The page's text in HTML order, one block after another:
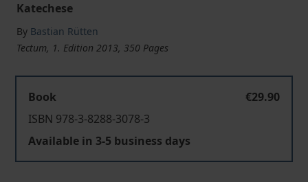
Katechese
By Bastian Rütten
Tectum, 1. Edition 2013, 350 Pages
Book
€29.90
ISBN 978-3-8288-3078-3
Available in 3-5 business days